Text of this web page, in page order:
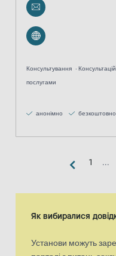
Консультування
послугами
анонімно безкоштовно
1 ...
Вигляд
Як вибиралися
Установи можуть